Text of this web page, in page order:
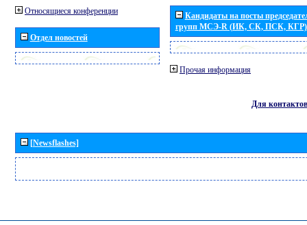
Относящиеся конференции
Отдел новостей
Кандидаты на посты
групп МСЭ-R (ИК, СК, ПСК, КГР)
Прочая информация
Для контактов
[Newsflashes]